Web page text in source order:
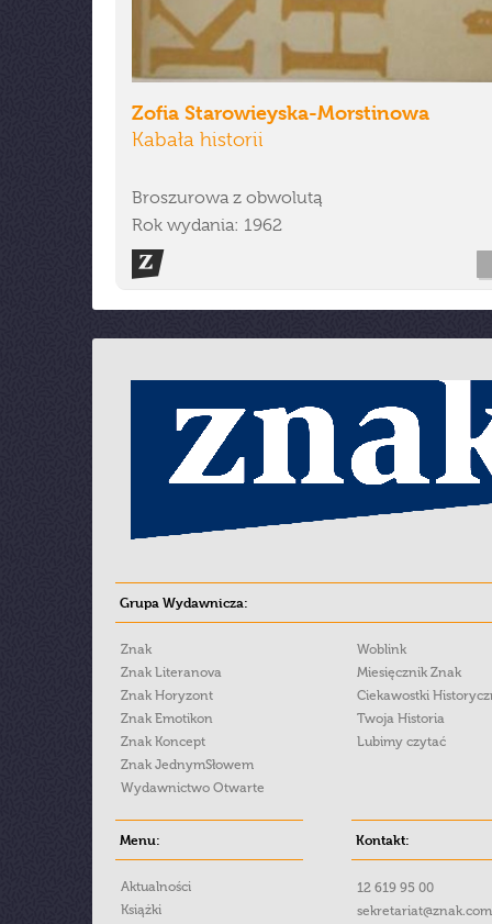
Zofia Starowieyska-Morstinowa
Kabała historii
Broszurowa z obwolutą
Rok wydania: 1962
Grupa Wydawnicza:
Znak
Znak Literanova
Znak Horyzont
Znak Emotikon
Znak Koncept
Znak JednymSłowem
Wydawnictwo Otwarte
Woblink
Miesięcznik Znak
Ciekawostki
Twoja Historia
Lubimy czytać
Menu:
Aktualności
Książki
Kontakt:
12 619 95 00